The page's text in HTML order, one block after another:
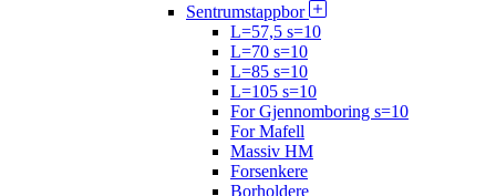
Sentrumstappbor
L=57,5 s=10
L=70 s=10
L=85 s=10
L=105 s=10
For Gjennomboring s=10
For Mafell
Massiv HM
Forsenkere
Borholdere